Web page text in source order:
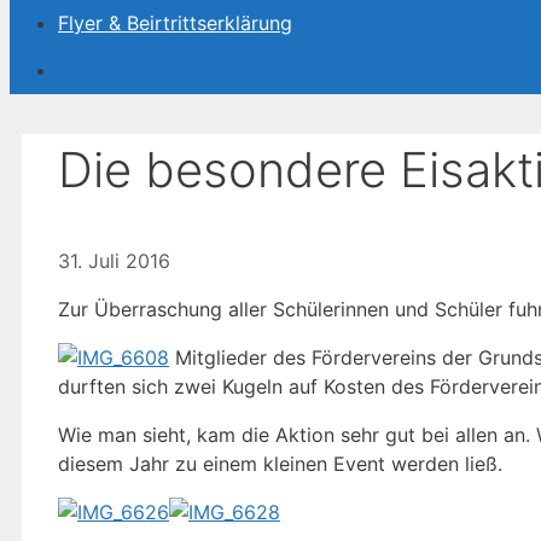
Flyer & Beirtrittserklärung
Die besondere
31. Juli 2016
Zur Überraschung aller Schülerinnen und Schüler
Mitglieder des Fördervereins der
durften sich zwei Kugeln auf Kosten des
Wie man sieht, kam die Aktion sehr gut bei allen
diesem Jahr zu einem kleinen Event werden ließ.